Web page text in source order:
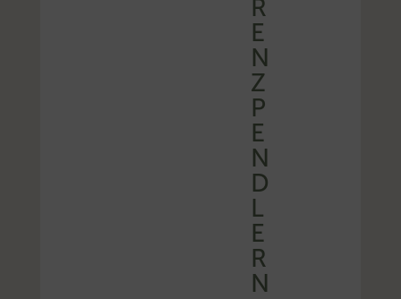
R
E
N
Z
P
E
N
D
L
E
R
N